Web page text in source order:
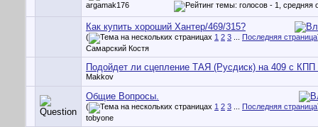
argamak176
Как купить хороший Хантер/469/315?
( 1 2 3 Последняя страница
Самарский Костя
Подойдет ли сцепление ТАЯ (Русдиск) на 409 с
Makkov
Общие Вопросы.
( 1 2 3 Последняя страница
tobyone